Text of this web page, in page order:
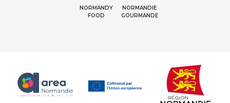
NORMANDY
FOOD
NORMANDIE
GOURMANDE